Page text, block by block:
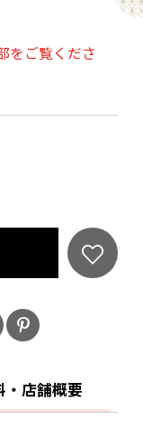
すことができ
してご活躍さ
が現実となり
果は、株式会
Ｎによ
高さ570mm
をご覧くださ
・店舗概要